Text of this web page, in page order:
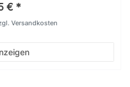
€ *
Versandkosten